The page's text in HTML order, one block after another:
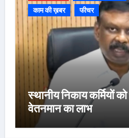
काम की ख़बर
फीचर
स्थानीय निकाय कर्मियों
वेतनमान का लाभ